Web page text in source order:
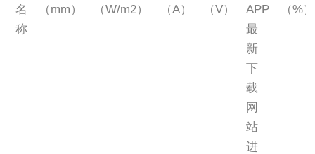
名
称
（mm）
（W/m2）
（A）
（V）
APP
最
新
下
载
网
站
进
（%）